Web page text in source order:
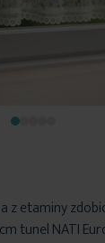
z etaminy
tunel NATI